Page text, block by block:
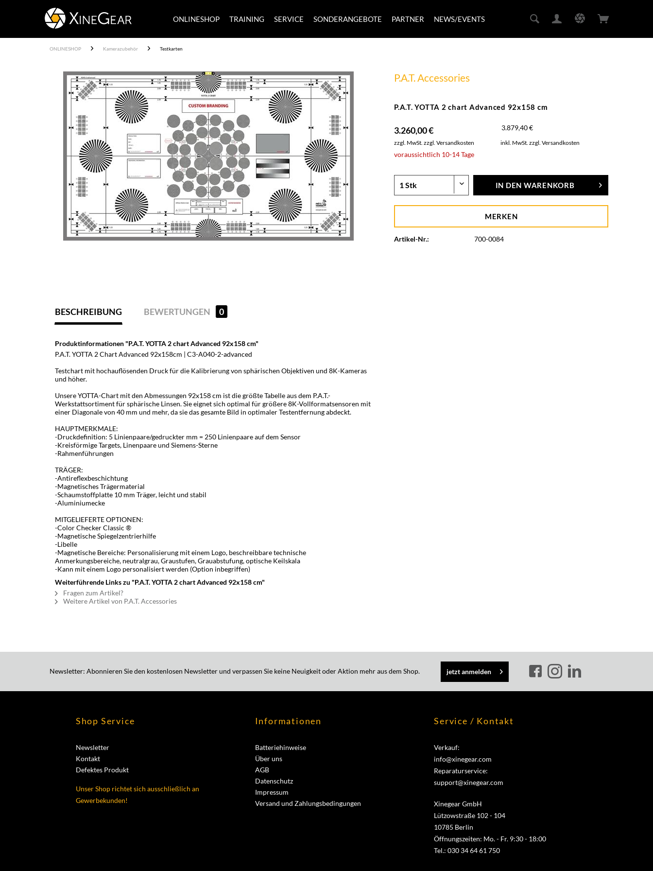
ONLINESHOP TRAINING SERVICE SONDERANGEBOTE PARTNER NEWS/EVENTS
ONLINESHOP Kamerazubehör Testkarten
P.A.T. Accessories
P.A.T. YOTTA 2 chart Advanced 92x158 cm
3.260,00 € 3.879,40 €
zzgl. MwSt.zzgl. Versandkosten inkl. MwSt.zzgl. Versandkosten
voraussichtlich 10-14 Tage
IN DEN WARENKORB
MERKEN
Artikel-Nr.: 700-0084
BESCHREIBUNG BEWERTUNGEN 0
Produktinformationen "P.A.T. YOTTA 2 chart Advanced 92x158 cm"
P.A.T. YOTTA 2 Chart Advanced 92x158cm | C3-A040-2-advanced
Testchart mit hochauflösenden Druck für die Kalibrierung von sphärischen Objektiven und 8K-Kameras
und höher.
Unsere YOTTA-Chart mit den Abmessungen 92x158 cm ist die größte Tabelle aus dem P.A.T.-
Werkstattsortiment für sphärische Linsen. Sie eignet sich optimal für größere 8K-Vollformatsensoren mit
einer Diagonale von 40 mm und mehr, da sie das gesamte Bild in optimaler Testentfernung abdeckt.
HAUPTMERKMALE:
-Druckdefinition: 5 Linienpaare/gedruckter mm = 250 Linienpaare auf dem Sensor
-Kreisförmige Targets, Linenpaare und Siemens-Sterne
-Rahmenführungen
TRÄGER:
-Antireflexbeschichtung
-Magnetisches Trägermaterial
-Schaumstoffplatte 10 mm Träger, leicht und stabil
-Aluminiumecke
MITGELIEFERTE OPTIONEN:
-Color Checker Classic ®
-Magnetische Spiegelzentrierhilfe
-Libelle
-Magnetische Bereiche: Personalisierung mit einem Logo, beschreibbare technische
Anmerkungsbereiche, neutralgrau, Graustufen, Grauabstufung, optische Keilskala
-Kann mit einem Logo personalisiert werden (Option inbegriffen)
Weiterführende Links zu "P.A.T. YOTTA 2 chart Advanced 92x158 cm"
Fragen zum Artikel?
Weitere Artikel von P.A.T. Accessories
Newsletter: Abonnieren Sie den kostenlosen Newsletter und verpassen Sie keine Neuigkeit oder Aktion mehr aus dem Shop. jetzt anmelden
Shop Service
Newsletter
Kontakt
Defektes Produkt
Unser Shop richtet sich ausschließlich an
Gewerbekunden!
Informationen
Batteriehinweise
Über uns
AGB
Datenschutz
Impressum
Versand und Zahlungsbedingungen
Service / Kontakt
Verkauf:
info@xinegear.com
Reparaturservice:
support@xinegear.com
Xinegear GmbH
Lützowstraße 102 - 104
10785 Berlin
Öffnungszeiten: Mo. - Fr. 9:30 - 18:00
Tel.: 030 34 64 61 750